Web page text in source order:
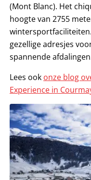
(Mont Blanc). Het
hoogte van 2755
gezellige adresjes
spannende
Lees ook onze blog
Experience in